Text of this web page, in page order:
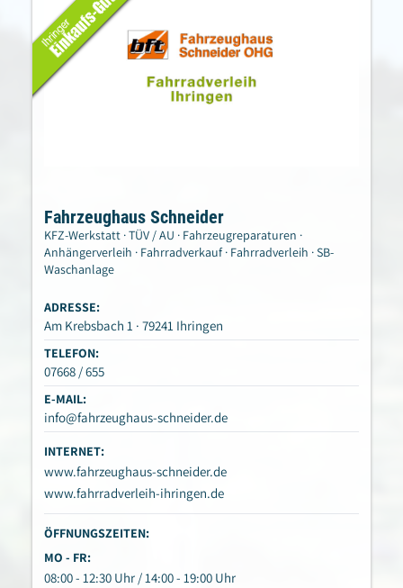
Fahrzeughaus Schneider
KFZ-Werkstatt · TÜV / AU · Fahrzeugreparaturen ·
Anhängerverleih · Fahrradverkauf · Fahrradverleih · SB-
Waschanlage
ADRESSE:
Am Krebsbach 1 · 79241 Ihringen
TELEFON:
07668 / 655
E-MAIL:
info@fahrzeughaus-schneider.de
INTERNET:
www.fahrzeughaus-schneider.de
www.fahrradverleih-ihringen.de
ÖFFNUNGSZEITEN:
MO - FR:
08:00 - 12:30 Uhr / 14:00 - 19:00 Uhr